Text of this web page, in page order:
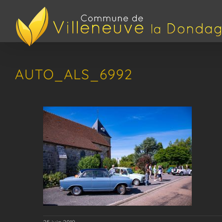
contenu
AUTO_ALS_6992